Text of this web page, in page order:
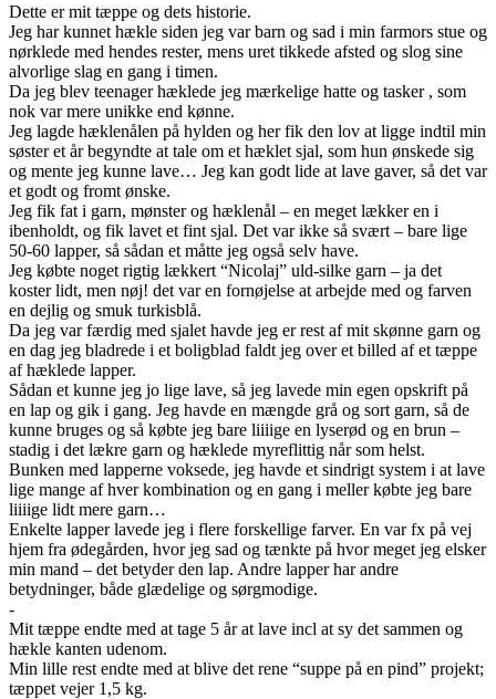
Dette er mit tæppe og dets historie.
Jeg har kunnet hækle siden jeg var barn og sad i min farmors stue og
nørklede med hendes rester, mens uret tikkede afsted og slog sine
alvorlige slag en gang i timen.
Da jeg blev teenager hæklede jeg mærkelige hatte og tasker , som
nok var mere unikke end kønne.
Jeg lagde hæklenålen på hylden og her fik den lov at ligge indtil min
søster et år begyndte at tale om et hæklet sjal, som hun ønskede sig
og mente jeg kunne lave… Jeg kan godt lide at lave gaver, så det var
et godt og fromt ønske.
Jeg fik fat i garn, mønster og hæklenål – en meget lækker en i
ibenholdt, og fik lavet et fint sjal. Det var ikke så svært – bare lige
50-60 lapper, så sådan et måtte jeg også selv have.
Jeg købte noget rigtig lækkert “Nicolaj” uld-silke garn – ja det
koster lidt, men nøj! det var en fornøjelse at arbejde med og farven
en dejlig og smuk turkisblå.
Da jeg var færdig med sjalet havde jeg er rest af mit skønne garn og
en dag jeg bladrede i et boligblad faldt jeg over et billed af et tæppe
af hæklede lapper.
Sådan et kunne jeg jo lige lave, så jeg lavede min egen opskrift på
en lap og gik i gang. Jeg havde en mængde grå og sort garn, så de
kunne bruges og så købte jeg bare liiiige en lyserød og en brun –
stadig i det lækre garn og hæklede myreflittig når som helst.
Bunken med lapperne voksede, jeg havde et sindrigt system i at lave
lige mange af hver kombination og en gang i meller købte jeg bare
liiiige lidt mere garn…
Enkelte lapper lavede jeg i flere forskellige farver. En var fx på vej
hjem fra ødegården, hvor jeg sad og tænkte på hvor meget jeg elsker
min mand – det betyder den lap. Andre lapper har andre
betydninger, både glædelige og sørgmodige.
-
Mit tæppe endte med at tage 5 år at lave incl at sy det sammen og
hækle kanten udenom.
Min lille rest endte med at blive det rene “suppe på en pind” projekt;
tæppet vejer 1,5 kg.